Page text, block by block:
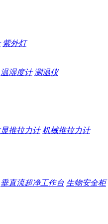
紫外灯
温湿度计 测温仪
推拉力计 机械推拉力计
垂直流超净工作台 生物安全柜